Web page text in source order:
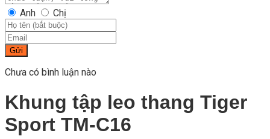
Anh Chị
Gửi
Chưa có bình luận nào
Khung tập leo thang Tiger
Sport TM-C16